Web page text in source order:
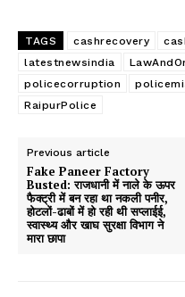
TAGS cashrecovery
latestnewsindia
policecorruption
RaipurPolice
Previous article
Fake Paneer Factory
Busted: राजधानी में नाले के ऊपर
फैक्ट्री में बन रहा था नकली पनीर,
होटलों-ढाबों में हो रही थी सप्लाईई,
स्वास्थ्य और खाघ सुरक्षा विभाग ने
मारा छापा